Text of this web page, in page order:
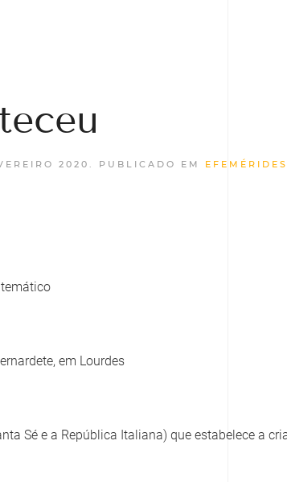
2020 . PUBLICADO EM EFEMÉRIDES
em Lourdes
Sé e a República Italiana) que estabelece a